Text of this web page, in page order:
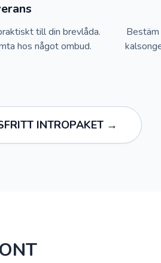
till din brevlåda.
hos något ombud.
INTROPAKET →